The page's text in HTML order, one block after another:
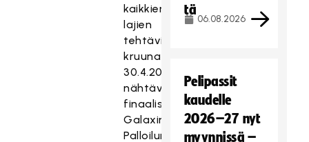
kaikkien
lajien
tehtävissä
kruunataan
30.4.2016
nähtävässä
finaalissa
Galaxin
Palloilumestariksi
tä
06.08.2026
Pelipassit
kaudelle
2026–27 nyt
myynnissä –